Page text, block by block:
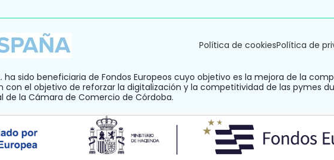
Política de cookiesPolítica de
ha sido beneficiaria de Fondos Europeos cuyo objetivo es la mejora de la
con el objetivo de reforzar la digitalización y la competitividad de las pymes
de la Cámara de Comercio de Córdoba.